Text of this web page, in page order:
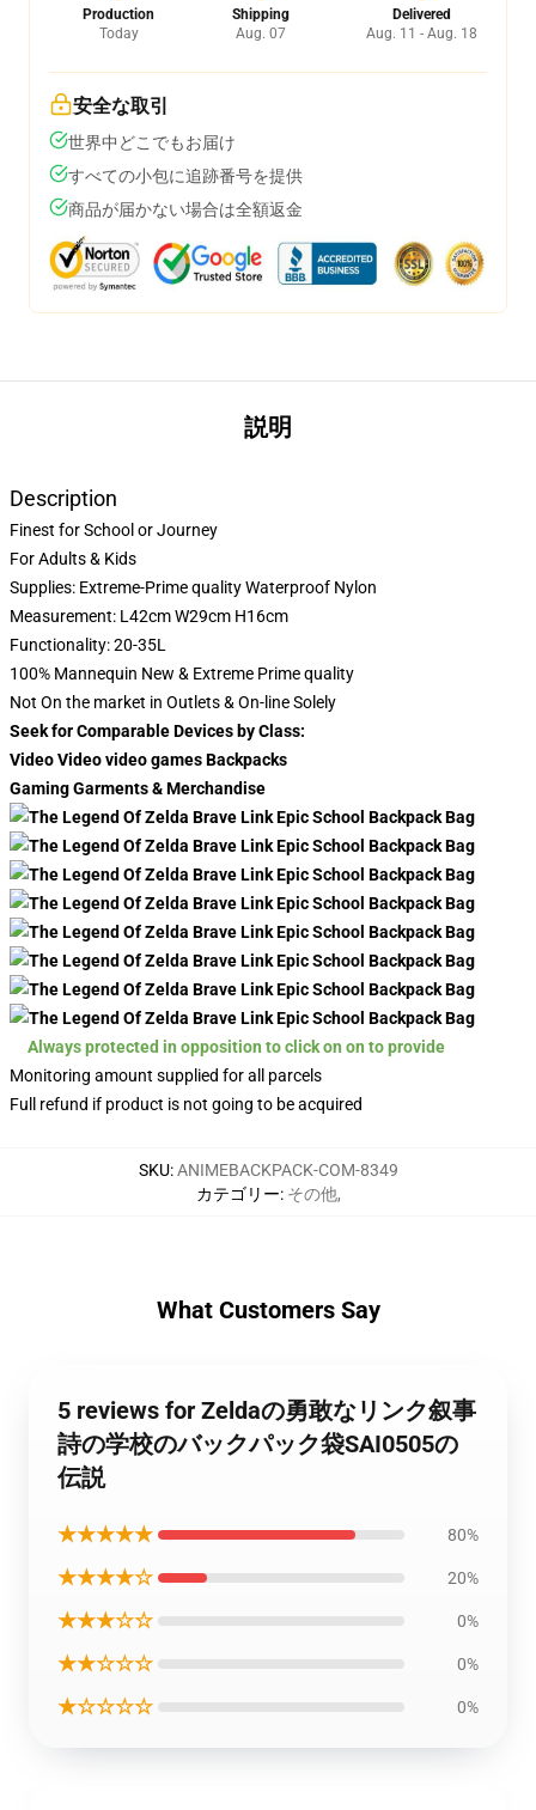
Production
Today
Shipping
Aug. 07
Delivered
Aug. 11 - Aug. 18
安全な取引
世界中どこでもお届け
すべての小包に追跡番号を提供
商品が届かない場合は全額返金
説明
Description
Finest for School or Journey
For Adults & Kids
Supplies: Extreme-Prime quality Waterproof Nylon
Measurement: L42cm W29cm H16cm
Functionality: 20-35L
100% Mannequin New & Extreme Prime quality
Not On the market in Outlets & On-line Solely
Seek for Comparable Devices by Class:
Video Video video games Backpacks
Gaming Garments & Merchandise
Always protected in opposition to click on on to provide
Monitoring amount supplied for all parcels
Full refund if product is not going to be acquired
SKU:ANIMEBACKPACK-COM-8349
カテゴリー: その他,
What Customers Say
5 reviews for Zeldaの勇敢なリンク叙事
詩の学校のバックパック袋SAI0505の
伝説
★★★★★ 80%
★★★★☆ 20%
★★★☆☆ 0%
★★☆☆☆ 0%
★☆☆☆☆ 0%